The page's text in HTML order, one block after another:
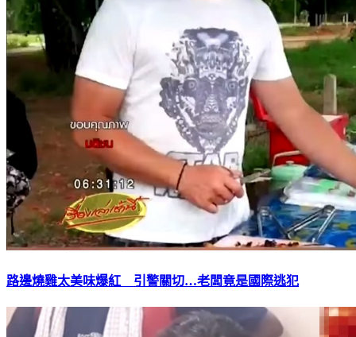
路邊燒雞太美味爆紅 引警關切…老闆竟是國際逃犯